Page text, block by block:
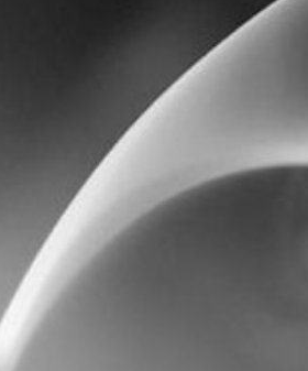
دنبال فروش ماشینت هستی ؟ اینجا راحت و
سریع بفروش ✅